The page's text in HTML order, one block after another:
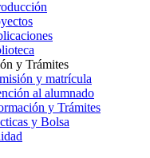
y Trámites
y matrícula
al alumnado
y Trámites
y Bolsa